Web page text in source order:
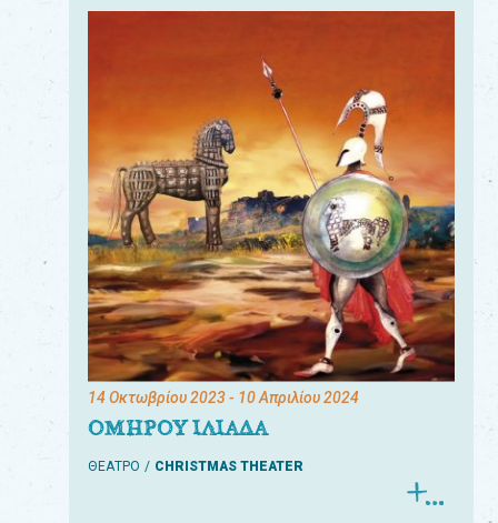
14 Οκτωβρίου 2023- 10 Απριλίου 2024
ΟΜΗΡΟΥ ΙΛΙΑΔΑ
ΘΕΑΤΡΟ CHRISTMAS THEATER